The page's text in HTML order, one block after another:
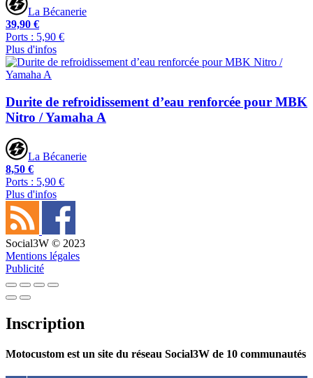
La Bécanerie
39,90 €
Ports : 5,90 €
Plus d'infos
Durite de refroidissement d’eau renforcée pour MBK
Nitro / Yamaha A
La Bécanerie
8,50 €
Ports : 5,90 €
Plus d'infos
Social3W © 2023
Mentions légales
Publicité
Inscription
Motocustom est un site du réseau Social3W de 10 communautés